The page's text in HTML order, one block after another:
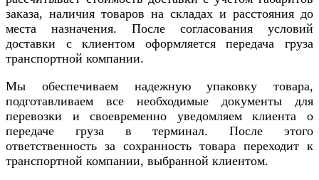
заказа, наличия товаров на складах и расстояния до
места назначения. После согласования условий
доставки с клиентом оформляется передача груза
транспортной компании.
Мы обеспечиваем надежную упаковку товара,
подготавливаем все необходимые документы для
перевозки и своевременно уведомляем клиента о
передаче груза в терминал. После этого
ответственность за сохранность товара переходит к
транспортной компании, выбранной клиентом.